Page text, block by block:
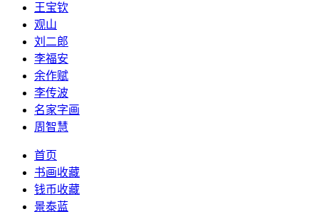
王宝钦
观山
刘二郎
李福安
余作赋
李传波
名家字画
周智慧
首页
书画收藏
钱币收藏
景泰蓝